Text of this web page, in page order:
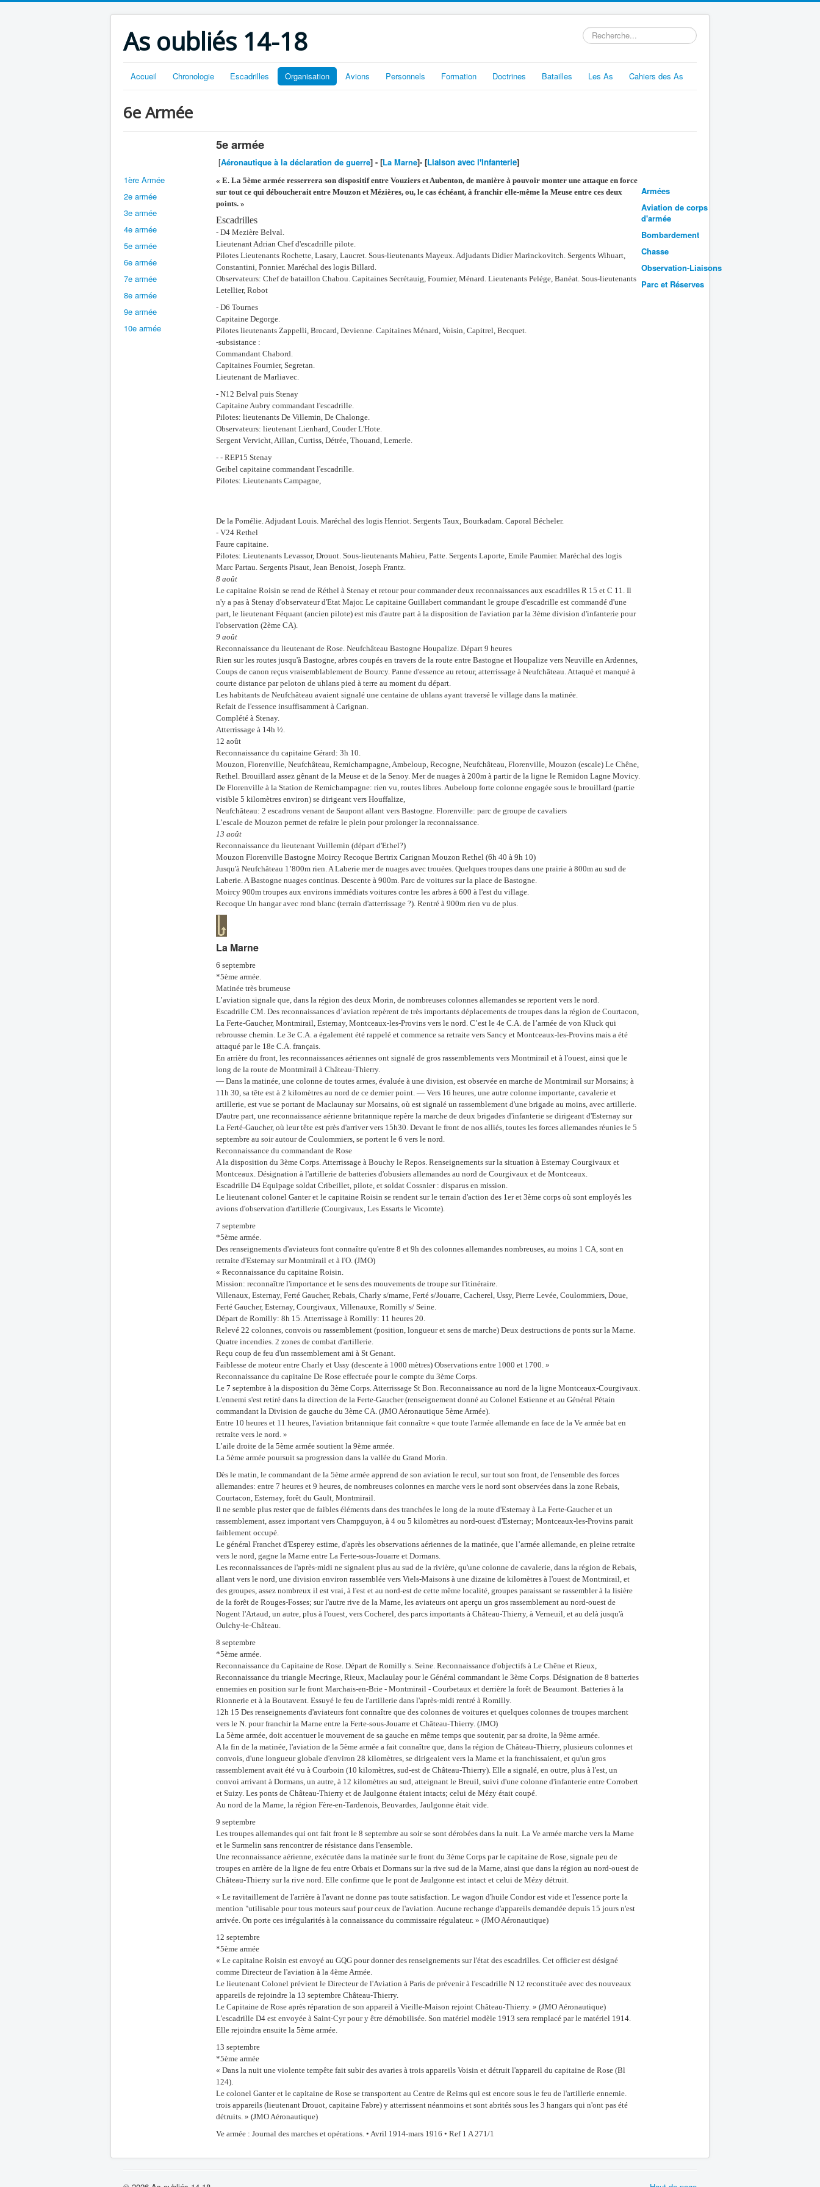
As oubliés 14-18 Rechercher
Accueil Chronologie Escadrilles Organisation Avions Personnels Formation Doctrines Batailles Les As Cahiers des As
6e Armée
5e armée
[Aéronautique à la déclaration de guerre] - [La Marne]- [Liaison avec l'Infanterie]
1ère Armée
2e armée
3e armée
4e armée
5e armée
6e armée
7e armée
8e armée
9e armée
10e armée
« E. La 5ème armée resserrera son dispositif entre Vouziers et Aubenton, de manière à pouvoir monter une attaque en force
sur tout ce qui déboucherait entre Mouzon et Mézières, ou, le cas échéant, à franchir elle-même la Meuse entre ces deux
points. »
Escadrilles
- D4 Mezière Belval.
Lieutenant Adrian Chef d'escadrille pilote.
Pilotes Lieutenants Rochette, Lasary, Laucret. Sous-lieutenants Mayeux. Adjudants Didier Marinckovitch. Sergents Wihuart,
Constantini, Ponnier. Maréchal des logis Billard.
Observateurs: Chef de bataillon Chabou. Capitaines Secrétauig, Fournier, Ménard. Lieutenants Pelége, Banéat. Sous-lieutenants
Letellier, Robot
- D6 Tournes
Capitaine Degorge.
Pilotes lieutenants Zappelli, Brocard, Devienne. Capitaines Ménard, Voisin, Capitrel, Becquet.
-subsistance :
Commandant Chabord.
Capitaines Fournier, Segretan.
Lieutenant de Marliavec.
- N12 Belval puis Stenay
Capitaine Aubry commandant l'escadrille.
Pilotes: lieutenants De Villemin, De Chalonge.
Observateurs: lieutenant Lienhard, Couder L'Hote.
Sergent Vervicht, Aillan, Curtiss, Détrée, Thouand, Lemerle.
- - REP15 Stenay
Geibel capitaine commandant l'escadrille.
Pilotes: Lieutenants Campagne,
De la Pomélie. Adjudant Louis. Maréchal des logis Henriot. Sergents Taux, Bourkadam. Caporal Bécheler.
- V24 Rethel
Faure capitaine.
Pilotes: Lieutenants Levassor, Drouot. Sous-lieutenants Mahieu, Patte. Sergents Laporte, Emile Paumier. Maréchal des logis
Marc Partau. Sergents Pisaut, Jean Benoist, Joseph Frantz.
8 août
Le capitaine Roisin se rend de Réthel à Stenay et retour pour commander deux reconnaissances aux escadrilles R 15 et C 11. Il
n'y a pas à Stenay d'observateur d'Etat Major. Le capitaine Guillabert commandant le groupe d'escadrille est commandé d'une
part, le lieutenant Féquant (ancien pilote) est mis d'autre part à la disposition de l'aviation par la 3ème division d'infanterie pour
l'observation (2ème CA).
9 août
Reconnaissance du lieutenant de Rose. Neufchâteau Bastogne Houpalize. Départ 9 heures
Rien sur les routes jusqu'à Bastogne, arbres coupés en travers de la route entre Bastogne et Houpalize vers Neuville en Ardennes,
Coups de canon reçus vraisemblablement de Bourcy. Panne d'essence au retour, atterrissage à Neufchâteau. Attaqué et manqué à
courte distance par peloton de uhlans pied à terre au moment du départ.
Les habitants de Neufchâteau avaient signalé une centaine de uhlans ayant traversé le village dans la matinée.
Refait de l'essence insuffisamment à Carignan.
Complété à Stenay.
Atterrissage à 14h ½.
12 août
Reconnaissance du capitaine Gérard: 3h 10.
Mouzon, Florenville, Neufchâteau, Remichampagne, Ambeloup, Recogne, Neufchâteau, Florenville, Mouzon (escale) Le Chêne,
Rethel. Brouillard assez gênant de la Meuse et de la Senoy. Mer de nuages à 200m à partir de la ligne le Remidon Lagne Movicy.
De Florenville à la Station de Remichampagne: rien vu, routes libres. Aubeloup forte colonne engagée sous le brouillard (partie
visible 5 kilomètres environ) se dirigeant vers Houffalize,
Neufchâteau: 2 escadrons venant de Saupont allant vers Bastogne. Florenville: parc de groupe de cavaliers
L’escale de Mouzon permet de refaire le plein pour prolonger la reconnaissance.
13 août
Reconnaissance du lieutenant Vuillemin (départ d'Ethel?)
Mouzon Florenville Bastogne Moircy Recoque Bertrix Carignan Mouzon Rethel (6h 40 à 9h 10)
Jusqu'à Neufchâteau 1’800m rien. A Laberie mer de nuages avec trouées. Quelques troupes dans une prairie à 800m au sud de
Laberie. A Bastogne nuages continus. Descente à 900m. Parc de voitures sur la place de Bastogne.
Moircy 900m troupes aux environs immédiats voitures contre les arbres à 600 à l'est du village.
Recoque Un hangar avec rond blanc (terrain d'atterrissage ?). Rentré à 900m rien vu de plus.
La Marne
6 septembre
*5ème armée.
Matinée très brumeuse
L’aviation signale que, dans la région des deux Morin, de nombreuses colonnes allemandes se reportent vers le nord.
Escadrille CM. Des reconnaissances d’aviation repèrent de très importants déplacements de troupes dans la région de Courtacon,
La Ferte-Gaucher, Montmirail, Esternay, Montceaux-les-Provins vers le nord. C’est le 4e C.A. de l’armée de von Kluck qui
rebrousse chemin. Le 3e C.A. a également été rappelé et commence sa retraite vers Sancy et Montceaux-les-Provins mais a été
attaqué par le 18e C.A. français.
En arrière du front, les reconnaissances aériennes ont signalé de gros rassemblements vers Montmirail et à l'ouest, ainsi que le
long de la route de Montmirail à Château-Thierry.
— Dans la matinée, une colonne de toutes armes, évaluée à une division, est observée en marche de Montmirail sur Morsains; à
11h 30, sa tête est à 2 kilomètres au nord de ce dernier point. — Vers 16 heures, une autre colonne importante, cavalerie et
artillerie, est vue se portant de Maclaunay sur Morsains, où est signalé un rassemblement d'une brigade au moins, avec artillerie.
D'autre part, une reconnaissance aérienne britannique repère la marche de deux brigades d'infanterie se dirigeant d'Esternay sur
La Ferté-Gaucher, où leur tête est près d'arriver vers 15h30. Devant le front de nos alliés, toutes les forces allemandes réunies le 5
septembre au soir autour de Coulommiers, se portent le 6 vers le nord.
Reconnaissance du commandant de Rose
A la disposition du 3ème Corps. Atterrissage à Bouchy le Repos. Renseignements sur la situation à Esternay Courgivaux et
Montceaux. Désignation à l'artillerie de batteries d'obusiers allemandes au nord de Courgivaux et de Montceaux.
Escadrille D4 Equipage soldat Cribeillet, pilote, et soldat Cossnier : disparus en mission.
Le lieutenant colonel Ganter et le capitaine Roisin se rendent sur le terrain d'action des 1er et 3ème corps où sont employés les
avions d'observation d'artillerie (Courgivaux, Les Essarts le Vicomte).
7 septembre
*5ème armée.
Des renseignements d'aviateurs font connaître qu'entre 8 et 9h des colonnes allemandes nombreuses, au moins 1 CA, sont en
retraite d'Esternay sur Montmirail et à l'O. (JMO)
« Reconnaissance du capitaine Roisin.
Mission: reconnaître l'importance et le sens des mouvements de troupe sur l'itinéraire.
Villenaux, Esternay, Ferté Gaucher, Rebais, Charly s/marne, Ferté s/Jouarre, Cacherel, Ussy, Pierre Levée, Coulommiers, Doue,
Ferté Gaucher, Esternay, Courgivaux, Villenauxe, Romilly s/ Seine.
Départ de Romilly: 8h 15. Atterrissage à Romilly: 11 heures 20.
Relevé 22 colonnes, convois ou rassemblement (position, longueur et sens de marche) Deux destructions de ponts sur la Marne.
Quatre incendies. 2 zones de combat d'artillerie.
Reçu coup de feu d'un rassemblement ami à St Genant.
Faiblesse de moteur entre Charly et Ussy (descente à 1000 mètres) Observations entre 1000 et 1700. »
Reconnaissance du capitaine De Rose effectuée pour le compte du 3ème Corps.
Le 7 septembre à la disposition du 3ème Corps. Atterrissage St Bon. Reconnaissance au nord de la ligne Montceaux-Courgivaux.
L'ennemi s'est retiré dans la direction de la Ferte-Gaucher (renseignement donné au Colonel Estienne et au Général Pétain
commandant la Division de gauche du 3ème CA. (JMO Aéronautique 5ème Armée).
Entre 10 heures et 11 heures, l'aviation britannique fait connaître « que toute l'armée allemande en face de la Ve armée bat en
retraite vers le nord. »
L’aile droite de la 5ème armée soutient la 9ème armée.
La 5ème armée poursuit sa progression dans la vallée du Grand Morin.
Dès le matin, le commandant de la 5ème armée apprend de son aviation le recul, sur tout son front, de l'ensemble des forces
allemandes: entre 7 heures et 9 heures, de nombreuses colonnes en marche vers le nord sont observées dans la zone Rebais,
Courtacon, Esternay, forêt du Gault, Montmirail.
Il ne semble plus rester que de faibles éléments dans des tranchées le long de la route d'Esternay à La Ferte-Gaucher et un
rassemblement, assez important vers Champguyon, à 4 ou 5 kilomètres au nord-ouest d'Esternay; Montceaux-les-Provins parait
faiblement occupé.
Le général Franchet d'Esperey estime, d'après les observations aériennes de la matinée, que l’armée allemande, en pleine retraite
vers le nord, gagne la Marne entre La Ferte-sous-Jouarre et Dormans.
Les reconnaissances de l'après-midi ne signalent plus au sud de la rivière, qu'une colonne de cavalerie, dans la région de Rebais,
allant vers le nord, une division environ rassemblée vers Viels-Maisons à une dizaine de kilomètres à l'ouest de Montmirail, et
des groupes, assez nombreux il est vrai, à l'est et au nord-est de cette même localité, groupes paraissant se rassembler à la lisière
de la forêt de Rouges-Fosses; sur l'autre rive de la Marne, les aviateurs ont aperçu un gros rassemblement au nord-ouest de
Nogent l'Artaud, un autre, plus à l'ouest, vers Cocherel, des parcs importants à Château-Thierry, à Verneuil, et au delà jusqu'à
Oulchy-le-Château.
8 septembre
*5ème armée.
Reconnaissance du Capitaine de Rose. Départ de Romilly s. Seine. Reconnaissance d'objectifs à Le Chêne et Rieux,
Reconnaissance du triangle Mecringe, Rieux, Maclaulay pour le Général commandant le 3ème Corps. Désignation de 8 batteries
ennemies en position sur le front Marchais-en-Brie - Montmirail - Courbetaux et derrière la forêt de Beaumont. Batteries à la
Rionnerie et à la Boutavent. Essuyé le feu de l'artillerie dans l'après-midi rentré à Romilly.
12h 15 Des renseignements d'aviateurs font connaître que des colonnes de voitures et quelques colonnes de troupes marchent
vers le N. pour franchir la Marne entre la Ferte-sous-Jouarre et Château-Thierry. (JMO)
La 5ème armée, doit accentuer le mouvement de sa gauche en même temps que soutenir, par sa droite, la 9ème armée.
A la fin de la matinée, l'aviation de la 5ème armée a fait connaître que, dans la région de Château-Thierry, plusieurs colonnes et
convois, d'une longueur globale d'environ 28 kilomètres, se dirigeaient vers la Marne et la franchissaient, et qu'un gros
rassemblement avait été vu à Courboin (10 kilomètres, sud-est de Château-Thierry). Elle a signalé, en outre, plus à l'est, un
convoi arrivant à Dormans, un autre, à 12 kilomètres au sud, atteignant le Breuil, suivi d'une colonne d'infanterie entre Corrobert
et Suizy. Les ponts de Château-Thierry et de Jaulgonne étaient intacts; celui de Mézy était coupé.
Au nord de la Marne, la région Fère-en-Tardenois, Beuvardes, Jaulgonne était vide.
9 septembre
Les troupes allemandes qui ont fait front le 8 septembre au soir se sont dérobées dans la nuit. La Ve armée marche vers la Marne
et le Surmelin sans rencontrer de résistance dans l'ensemble.
Une reconnaissance aérienne, exécutée dans la matinée sur le front du 3ème Corps par le capitaine de Rose, signale peu de
troupes en arrière de la ligne de feu entre Orbais et Dormans sur la rive sud de la Marne, ainsi que dans la région au nord-ouest de
Château-Thierry sur la rive nord. Elle confirme que le pont de Jaulgonne est intact et celui de Mézy détruit.
« Le ravitaillement de l'arrière à l'avant ne donne pas toute satisfaction. Le wagon d'huile Condor est vide et l'essence porte la
mention "utilisable pour tous moteurs sauf pour ceux de l'aviation. Aucune rechange d'appareils demandée depuis 15 jours n'est
arrivée. On porte ces irrégularités à la connaissance du commissaire régulateur. » (JMO Aéronautique)
12 septembre
*5ème armée
« Le capitaine Roisin est envoyé au GQG pour donner des renseignements sur l'état des escadrilles. Cet officier est désigné
comme Directeur de l'aviation à la 4ème Armée.
Le lieutenant Colonel prévient le Directeur de l'Aviation à Paris de prévenir à l'escadrille N 12 reconstituée avec des nouveaux
appareils de rejoindre la 13 septembre Château-Thierry.
Le Capitaine de Rose après réparation de son appareil à Vieille-Maison rejoint Château-Thierry. » (JMO Aéronautique)
L'escadrille D4 est envoyée à Saint-Cyr pour y être démobilisée. Son matériel modèle 1913 sera remplacé par le matériel 1914.
Elle rejoindra ensuite la 5ème armée.
13 septembre
*5ème armée
« Dans la nuit une violente tempête fait subir des avaries à trois appareils Voisin et détruit l'appareil du capitaine de Rose (Bl
124).
Le colonel Ganter et le capitaine de Rose se transportent au Centre de Reims qui est encore sous le feu de l'artillerie ennemie.
trois appareils (lieutenant Drouot, capitaine Fabre) y atterrissent néanmoins et sont abrités sous les 3 hangars qui n'ont pas été
détruits. » (JMO Aéronautique)
Ve armée : Journal des marches et opérations. • Avril 1914-mars 1916 • Ref 1 A 271/1
Armées
Aviation de corps
d'armée
Bombardement
Chasse
Observation-Liaisons
Parc et Réserves